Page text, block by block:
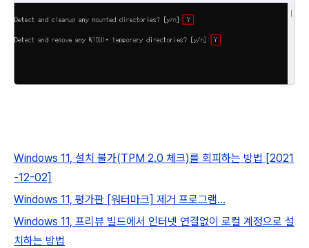
Windows 11, 설치 불가(TPM 2.0 체크)를 회피하는 방법 [2021
-12-02]
Windows 11, 평가판 [워터마크] 제거 프로그램...
Windows 11, 프리뷰 빌드에서 인터넷 연결없이 로컬 계정으로 설
치하는 방법